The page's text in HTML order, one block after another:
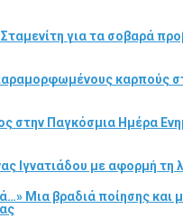
για τα σοβαρά
καρπούς
στην Παγκόσμια Ημέρα
Ιγνατιάδου με αφορμή τη
Μια βραδιά ποίησης και